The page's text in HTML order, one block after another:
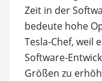
Zeit in der
bedeute hohe
Tesla-Chef, weil
Software-
Größen zu